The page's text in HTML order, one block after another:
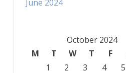
June 2024
October 2024
M
T W T F
1
2 3 4 5